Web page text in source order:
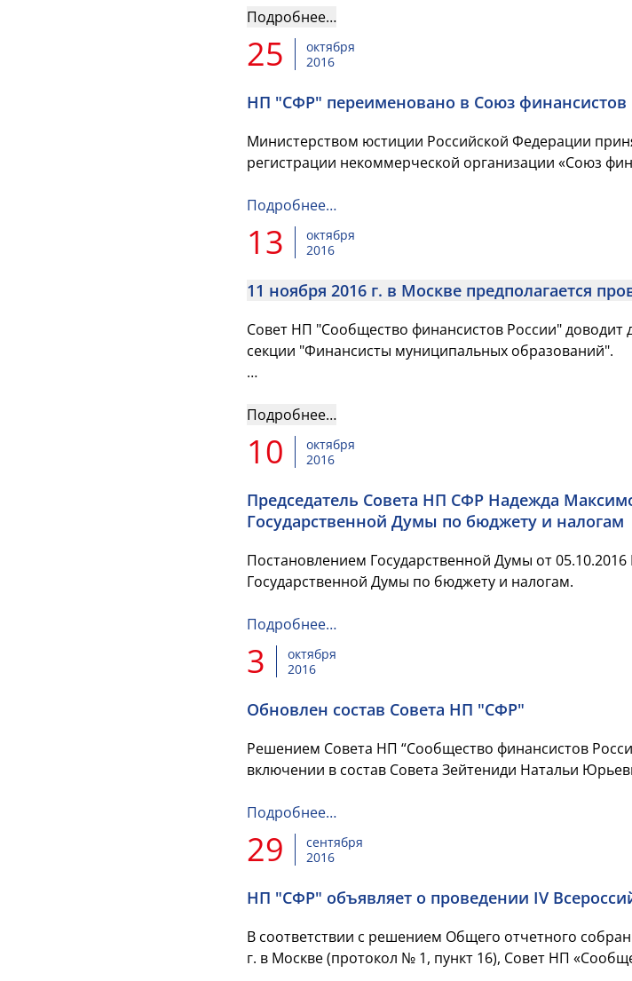
Подробнее…
25
октября
2016
НП "СФР" переименовано в Союз финансистов
Министерством юстиции Российской Федерации
регистрации некоммерческой организации «Союз
Подробнее…
13
октября
2016
Совет НП "Сообщество финансистов России" доводит
секции "Финансисты муниципальных образований".
Подробнее…
10
октября
2016
Председатель Совета НП СФР Надежда
Государственной Думы по бюджету и налогам
Постановлением Государственной Думы от
Государственной Думы по бюджету и налогам.
Подробнее…
3
октября
2016
Обновлен состав Совета НП "СФР"
Решением Совета НП “Сообщество финансистов
включении в состав Совета Зейтениди Натальи
Подробнее…
29
сентября
2016
НП "СФР" объявляет о проведении IV
В соответствии с решением Общего отчетного
г. в Москве (протокол № 1, пункт 16), Совет НП